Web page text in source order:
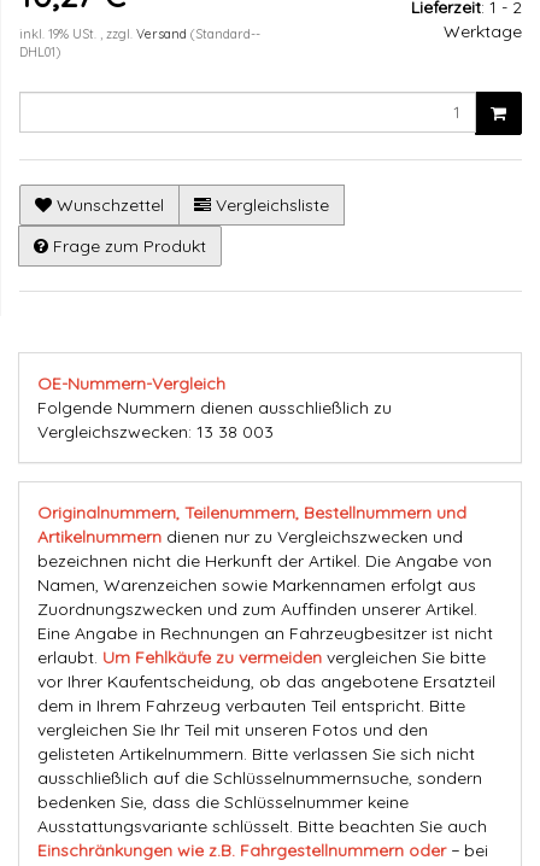
inkl. 19% USt. , zzgl. Versand (Standard--
DHL01)
Lieferzeit: 1 - 2
Werktage
Wunschzettel
Vergleichsliste
Frage zum Produkt
OE-Nummern-Vergleich
Folgende Nummern dienen ausschließlich zu
Vergleichszwecken: 13 38 003
Originalnummern, Teilenummern, Bestellnummern und
Artikelnummern dienen nur zu Vergleichszwecken und
bezeichnen nicht die Herkunft der Artikel. Die Angabe von
Namen, Warenzeichen sowie Markennamen erfolgt aus
Zuordnungszwecken und zum Auffinden unserer Artikel.
Eine Angabe in Rechnungen an Fahrzeugbesitzer ist nicht
erlaubt. Um Fehlkäufe zu vermeiden vergleichen Sie bitte
vor Ihrer Kaufentscheidung, ob das angebotene Ersatzteil
dem in Ihrem Fahrzeug verbauten Teil entspricht. Bitte
vergleichen Sie Ihr Teil mit unseren Fotos und den
gelisteten Artikelnummern. Bitte verlassen Sie sich nicht
ausschließlich auf die Schlüsselnummernsuche, sondern
bedenken Sie, dass die Schlüsselnummer keine
Ausstattungsvariante schlüsselt. Bitte beachten Sie auch
Einschränkungen wie z.B. Fahrgestellnummern oder− bei